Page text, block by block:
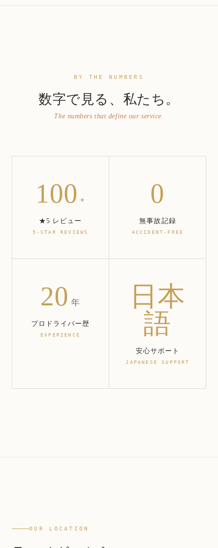
BY THE NUMBERS
数字で見る、私たち。
The numbers that define our service.
100 +
★5 レビュー
5-STAR REVIEWS
0
無事故記録
ACCIDENT-FREE
20 年
プロドライバー歴
EXPERIENCE
日本
語
安心サポート
JAPANESE SUPPORT
OUR LOCATION